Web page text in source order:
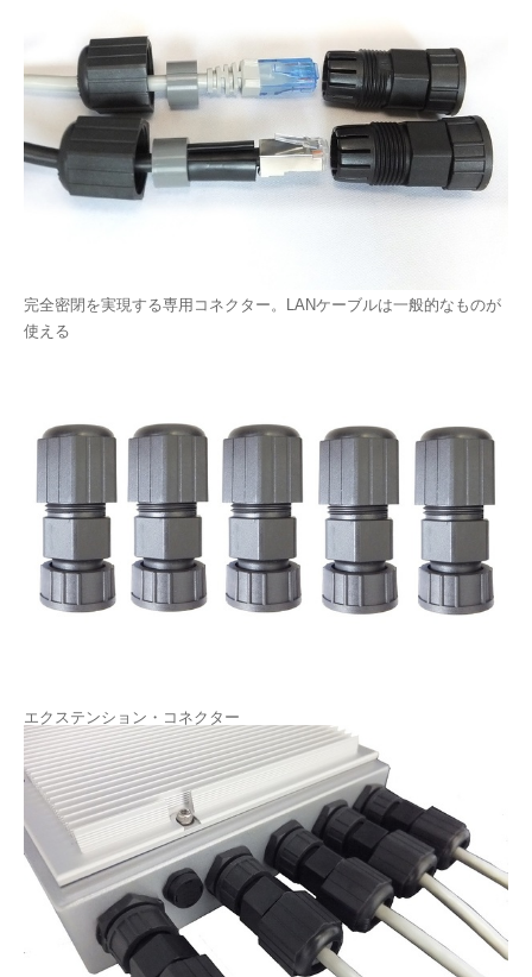
完全密閉を実現する専用コネクター。LANケーブルは一般的なものが
使える
エクステンション・コネクター